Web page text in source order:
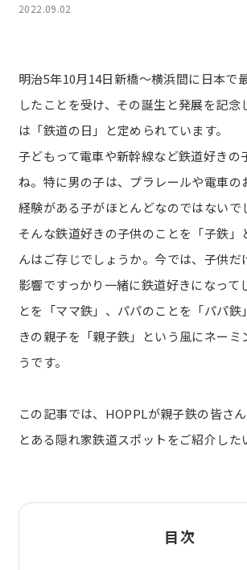
2022.09.02
明治5年10月14日新橋～横浜間に日本で
したことを受け、その誕生と発展を記念
は「鉄道の日」と定められています。
子どもって電車や新幹線など鉄道好きの
ね。特に男の子は、プラレールや電車の
経験がある子がほとんどなのではないで
そんな鉄道好きの子供のことを「子鉄」
んはご存じでしょうか。今では、子供だ
影響ですっかり一緒に鉄道好きになって
とを「ママ鉄」、パパのことを「パパ
きの親子を「親子鉄」という風にネーミ
うです。
この記事では、HOPPLが親子鉄の皆さ
とある隠れ家鉄道スポットをご紹介した
目次